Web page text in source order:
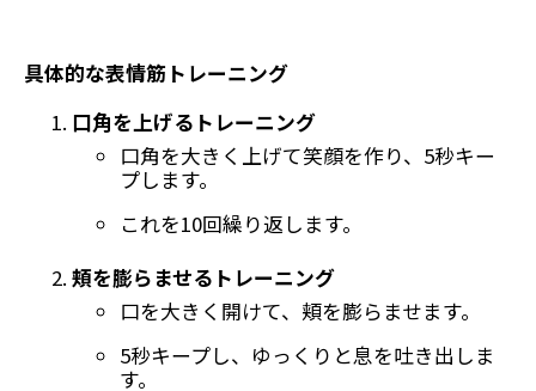
具体的な表情筋トレーニング
口角を上げるトレーニング
口角を大きく上げて笑顔を作り、5秒キー
プします。
これを10回繰り返します。
頬を膨らませるトレーニング
口を大きく開けて、頬を膨らませます。
5秒キープし、ゆっくりと息を吐き出しま
す。